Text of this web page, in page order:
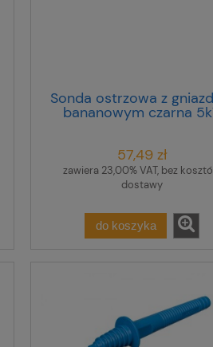
Sonda ostrzowa z
bananowym czarna
WASONBLOGB2
57,49 zł
zawiera 23,00% VAT, bez
dostawy
do koszyka